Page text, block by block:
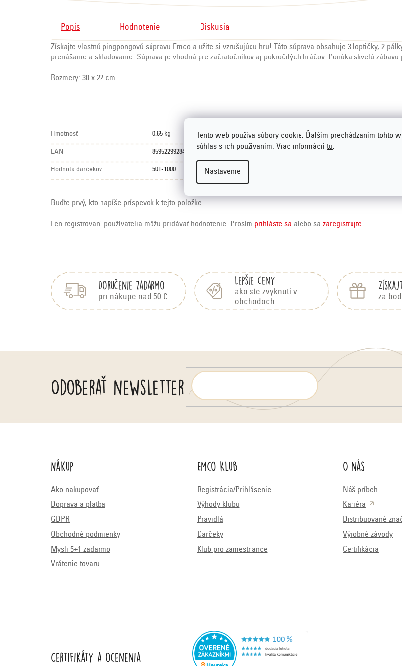
Tento web používa súbory cookie. Ďalším prechádzaním tohto
súhlas s ich používaním. Viac informácií tu.
Nastavenie
Popis Hodnotenie Diskusia
Získajte vlastnú pingpongovú súpravu Emco a užite si vzrušujúcu hru! Táto súprava obsahuje 3 loptičky, 2
prenášanie a skladovanie. Súprava je vhodná pre začiatočníkov aj pokročilých hráčov. Ponúka skvelú zábavu
Rozmery: 30 x 22 cm
Hmotnosť 0.65 kg
EAN 8595229928416
Hodnota darčekov 501-1000
Buďte prvý, kto napíše príspevok k tejto položke.
Len registrovaní používatelia môžu pridávať hodnotenie. Prosím prihláste sa alebo sa zaregistrujte.
Doručenie zadarmo
pri nákupe nad 50 €
Lepšie ceny
ako ste zvyknutí v
obchodoch
za
Odoberať newsletter
Nákup
Ako nakupovať
Doprava a platba
GDPR
Obchodné podmienky
Mysli 5+1 zadarmo
Vrátenie tovaru
Emco Klub
Registrácia/Prihlásenie
Výhody klubu
Pravidlá
Darčeky
Klub pro zamestnance
O nás
Náš príbeh
Kariéra
Distribuované
Výrobné závody
Certifikácia
Certifikáty a ocenenia